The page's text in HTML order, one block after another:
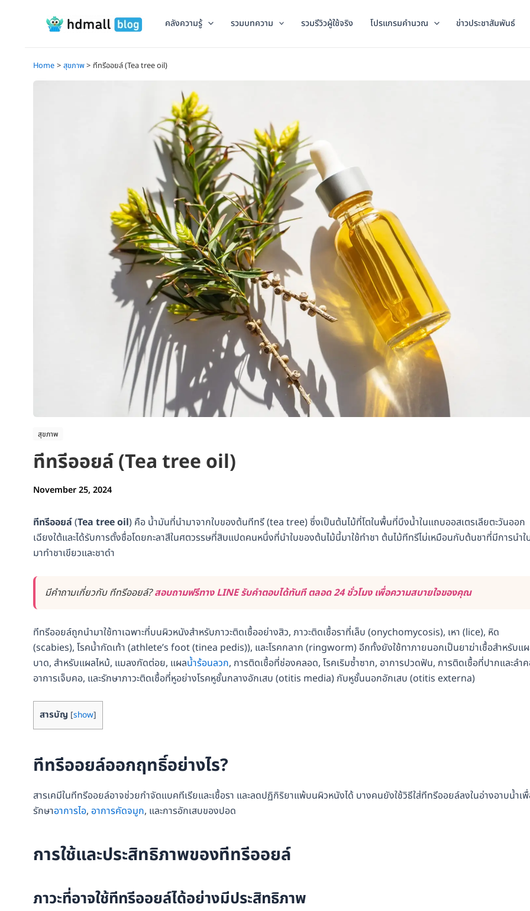
คลังความรู้ รวมบทความ รวมรีวิวผู้ใช้จริง โปรแกรมคำนวณ ข่าวประชาสัมพันธ์
Home สุขภาพ ทีทรีออยล์ (Tea tree oil)
สุขภาพ
ทีทรีออยล์ (Tea tree oil)
November 25, 2024
ทีทรีออยล์(Tea tree oil) คือ น้ำมันที่นำมาจากใบของต้นทีทรี (tea tree) ซึ่งเป็นต้นไม้ที่โตในพื้นที่บึงน้ำในแถบออสเตรเลียตะวันออก
เฉียงใต้และได้รับการตั้งชื่อโดยกะลาสีในศตวรรษที่สิบแปดคนหนึ่งที่นำใบของต้นไม้นี้มาใช้ทำชา ต้นไม้ทีทรีไม่เหมือนกับต้นชาที่มีการนำใ
มาทำชาเขียวและชาดำ
มีคำถามเกี่ยวกับ ทีทรีออยล์?สอบถามฟรีทาง LINE รับคำตอบได้ทันที ตลอด 24 ชั่วโมง เพื่อความสบายใจของคุณ
ทีทรีออยล์ถูกนำมาใช้ทาเฉพาะที่บนผิวหนังสำหรับภาวะติดเชื้ออย่างสิว, ภาวะติดเชื้อราที่เล็บ (onychomycosis), เหา (lice), หิด
(scabies), โรคน้ำกัดเท้า (athlete’s foot (tinea pedis)), และโรคกลาก (ringworm) อีกทั้งยังใช้ทาภายนอกเป็นยาฆ่าเชื้อสำหรับแ
บาด, สำหรับแผลไหม้, แมลงกัดต่อย, แผลน้ำร้อนลวก, การติดเชื้อที่ช่องคลอด, โรคเริมซ้ำซาก, อาการปวดฟัน, การติดเชื้อที่ปากและลำ
อาการเจ็บคอ, และรักษาภาวะติดเชื้อที่หูอย่างโรคหูชั้นกลางอักเสบ (otitis media) กับหูชั้นนอกอักเสบ (otitis externa)
สารบัญ [show]
ทีทรีออยล์ออกฤทธิ์อย่างไร?
สารเคมีในทีทรีออยล์อาจช่วยกำจัดแบคทีเรียและเชื้อรา และลดปฏิกิริยาแพ้บนผิวหนังได้ บางคนยังใช้วิธีใส่ทีทรีออยล์ลงในอ่างอาบน้ำเ
รักษาอาการไอ, อาการคัดจมูก, และการอักเสบของปอด
การใช้และประสิทธิภาพของทีทรีออยล์
ภาวะที่อาจใช้ทีทรีออยล์ได้อย่างมีประสิทธิภาพ